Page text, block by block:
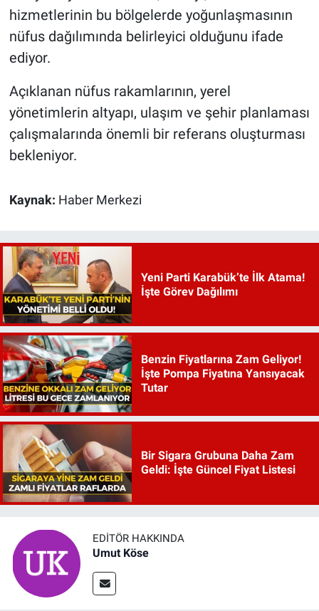
hizmetlerinin bu bölgelerde yoğunlaşmasının
nüfus dağılımında belirleyici olduğunu ifade
ediyor.
Açıklanan nüfus rakamlarının, yerel
yönetimlerin altyapı, ulaşım ve şehir planlaması
çalışmalarında önemli bir referans oluşturması
bekleniyor.
Kaynak: Haber Merkezi
Yeni Parti Karabük’te İlk Atama!
İşte Görev Dağılımı
Benzin Fiyatlarına Zam Geliyor!
İşte Pompa Fiyatına Yansıyacak
Tutar
Bir Sigara Grubuna Daha Zam
Geldi: İşte Güncel Fiyat Listesi
EDITÖR HAKKINDA
Umut Köse